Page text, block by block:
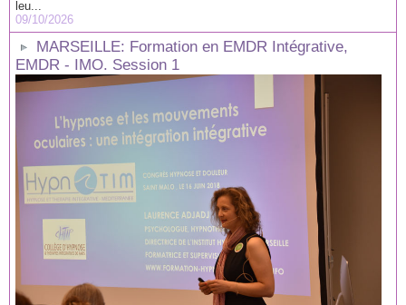
leu...
09/10/2026
MARSEILLE: Formation en EMDR Intégrative,
EMDR - IMO. Session 1